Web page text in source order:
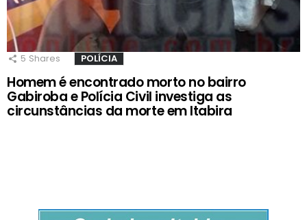
5 Shares POLÍCIA
Homem é encontrado morto no bairro
Gabiroba e Polícia Civil investiga as
circunstâncias da morte em Itabira